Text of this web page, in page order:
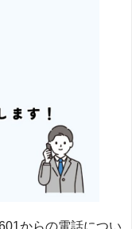
からの電話につい